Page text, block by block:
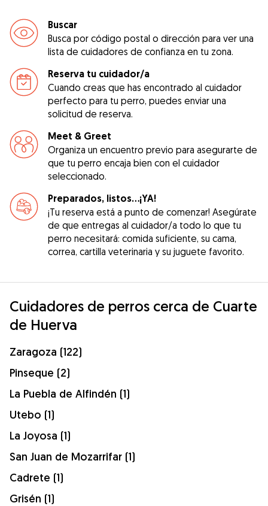
Buscar
Busca por código postal o dirección para ver una
lista de cuidadores de confianza en tu zona.
Reserva tu cuidador/a
Cuando creas que has encontrado al cuidador
perfecto para tu perro, puedes enviar una
solicitud de reserva.
Meet & Greet
Organiza un encuentro previo para asegurarte de
que tu perro encaja bien con el cuidador
seleccionado.
Preparados, listos...¡YA!
¡Tu reserva está a punto de comenzar! Asegúrate
de que entregas al cuidador/a todo lo que tu
perro necesitará: comida suficiente, su cama,
correa, cartilla veterinaria y su juguete favorito.
Cuidadores de perros cerca de Cuarte
de Huerva
Zaragoza (122)
Pinseque (2)
La Puebla de Alfindén (1)
Utebo (1)
La Joyosa (1)
San Juan de Mozarrifar (1)
Cadrete (1)
Grisén (1)